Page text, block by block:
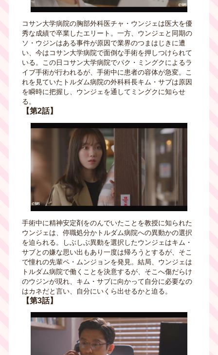
コサン大学病院の胸部外科医チャ・ウンジェは医大を優
秀な成績で卒業したエリート。一方、ウンジェと同期の
ソ・ウジンはある事件が原因で業界のつまはじきに遭
い、今はコサン大学病院で面倒な手術を押しつけられて
いる。この日コサン大学病院でパク・ミングクによるラ
イブ手術が行われるが、手術中に患者の容体が急変。こ
れを見ていたトルダム病院の外科科長キム・サブは原因
を瞬時に把握し、ウンジェを通してミングクに知らせ
る。
【第2話】
手術中に精神安定剤をのんでいたことを教授に知られた
ウンジェは、停職処分かトルダム病院への異動かの選択
を迫られる。しぶしぶ異動を選択したウンジェはキム・
サブとの嫌な思い出もあり一度は帰ろうとするが、そこ
で憧れの先輩ペ・ムンジョンを発見。結局、ウンジェは
トルダム病院で働くことを決意するが、そこへ傷だらけ
のウジンが現れ、キム・サブに向かって自分に必要なの
はカネだと言い、自分にいくら出せるかと迫る。
【第3話】